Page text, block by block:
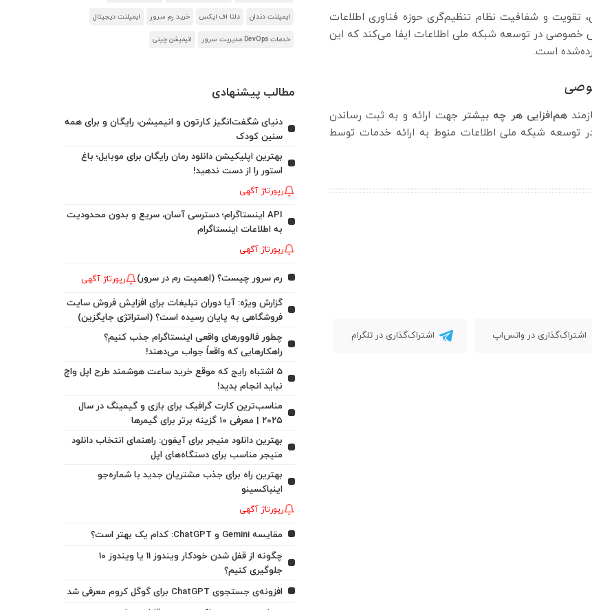
تقویت و شفافیت نظام تنظیم‌گری حوزه فناوری اطلاعات
در توسعه شبکه ملی اطلاعات ایفا می‌کند که این
است.
هم‌افزایی هر چه بیشتر جهت ارائه و به ثبت رساندن
توسعه شبکه ملی اطلاعات منوط به ارائه خدمات توسط
اشتراک‌گذاری در واتس‌اپ اشتراک‌گذاری در تلگرام
ایمپلنت دندان دلتا اف ایکس خرید رم سرور ایمپلنت دیجیتال
خدمات DevOps مدیریت سرور انیمیشن چینی
مطالب پیشنهادی
دنیای شگفت‌انگیز کارتون و انیمیشن، رایگان و برای همه
سنین کودک
بهترین اپلیکیشن دانلود رمان رایگان برای موبایل؛ باغ
استور را از دست ندهید!
رپورتاژ آگهی
API اینستاگرام؛ دسترسی آسان، سریع و بدون محدودیت
به اطلاعات اینستاگرام
رپورتاژ آگهی
رم سرور چیست؟ (اهمیت رم در سرور) رپورتاژ آگهی
گزارش ویژه: آیا دوران تبلیغات برای افزایش فروش سایت
فروشگاهی به پایان رسیده است؟ (استراتژی جایگزین)
چطور فالوورهای واقعی اینستاگرام جذب کنیم؟
راهکارهایی که واقعاً جواب می‌دهند!
5 اشتباه رایج که موقع خرید ساعت هوشمند طرح اپل واچ
نباید انجام بدید!
مناسب‌ترین کارت گرافیک برای بازی و گیمینگ در سال
۲۰۲۵ | معرفی ۱۰ گزینه برتر برای گیمرها
بهترین دانلود منیجر برای آیفون: راهنمای انتخاب دانلود
منیجر مناسب برای دستگاه‌های اپل
بهترین راه برای جذب مشتریان جدید با شماره‌جو
اینباکسینو
رپورتاژ آگهی
مقایسه Gemini و ChatGPT: کدام یک بهتر است؟
چگونه از قفل شدن خودکار ویندوز 11 یا ویندوز 10
جلوگیری کنیم؟
افزونه‌ی جستجوی ChatGPT برای گوگل کروم معرفی شد